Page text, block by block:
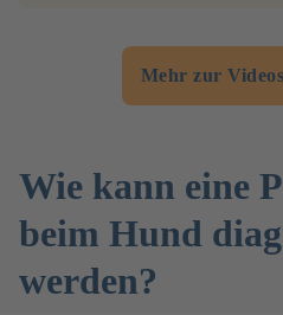
Mehr zur
Wie kann eine
beim Hund
werden?